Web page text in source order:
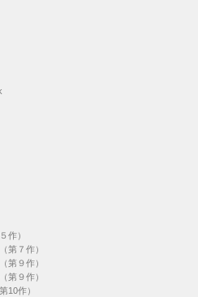
作）
第７作）
第９作）
第９作）
10作）